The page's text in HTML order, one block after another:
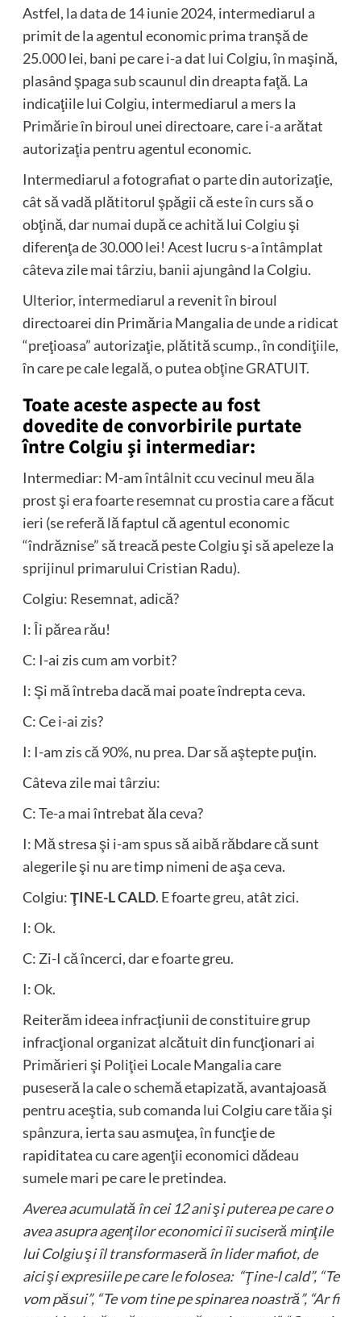
Astfel, la data de 14 iunie 2024, intermediarul a
primit de la agentul economic prima tranşă de
25.000 lei, bani pe care i-a dat lui Colgiu, în maşină,
plasând şpaga sub scaunul din dreapta faţă. La
indicaţiile lui Colgiu, intermediarul a mers la
Primărie în biroul unei directoare, care i-a arătat
autorizaţia pentru agentul economic.
Intermediarul a fotografiat o parte din autorizaţie,
cât să vadă plătitorul şpăgii că este în curs să o
obţină, dar numai după ce achită lui Colgiu şi
diferenţa de 30.000 lei! Acest lucru s-a întâmplat
câteva zile mai târziu, banii ajungând la Colgiu.
Ulterior, intermediarul a revenit în biroul
directoarei din Primăria Mangalia de unde a ridicat
“preţioasa” autorizaţie, plătită scump., în condiţiile,
în care pe cale legală, o putea obţine GRATUIT.
Toate aceste aspecte au fost
dovedite de convorbirile purtate
între Colgiu şi intermediar:
Intermediar: M-am întâlnit ccu vecinul meu ăla
prost şi era foarte resemnat cu prostia care a făcut
ieri (se referă lă faptul că agentul economic
“îndrăznise” să treacă peste Colgiu şi să apeleze la
sprijinul primarului Cristian Radu).
Colgiu: Resemnat, adică?
I: Îi părea rău!
C: I-ai zis cum am vorbit?
I: Şi mă întreba dacă mai poate îndrepta ceva.
C: Ce i-ai zis?
I: I-am zis că 90%, nu prea. Dar să aştepte puţin.
Câteva zile mai târziu:
C: Te-a mai întrebat ăla ceva?
I: Mă stresa şi i-am spus să aibă răbdare că sunt
alegerile şi nu are timp nimeni de aşa ceva.
Colgiu:ŢINE-L CALD. E foarte greu, atât zici.
I: Ok.
C: Zi-I că încerci, dar e foarte greu.
I: Ok.
Reiterăm ideea infracţiunii de constituire grup
infracţional organizat alcătuit din funcţionari ai
Primărieri şi Poliţiei Locale Mangalia care
puseseră la cale o schemă etapizată, avantajoasă
pentru aceştia, sub comanda lui Colgiu care tăia şi
spânzura, ierta sau asmuţea, în funcţie de
rapiditatea cu care agenţii economici dădeau
sumele mari pe care le pretindea.
Averea acumulată în cei 12 ani şi puterea pe care o
avea asupra agenţilor economici îi suciseră minţile
lui Colgiu şi îl transformaseră în lider mafiot, de
aici şi expresiile pe care le folosea: “Ţine-l cald”, “Te
vom păsui”, “Te vom tine pe spinarea noastră”, “Ar fi